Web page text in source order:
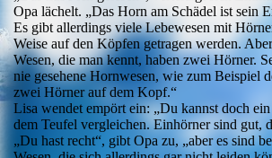
Opa lächelt. „Das Horn am Schädel ist sein
Es gibt allerdings viele Lebewesen mit
Weise auf den Köpfen getragen werden.
Wesen, die man kennt, haben zwei Hörner.
nie gesehene Hornwesen, wie zum Beispiel
zwei Hörner auf dem Kopf.“
Lisa wendet empört ein: „Du kannst doch
dem Teufel vergleichen. Einhörner sind gut,
„Du hast recht“, gibt Opa zu, „aber es sind